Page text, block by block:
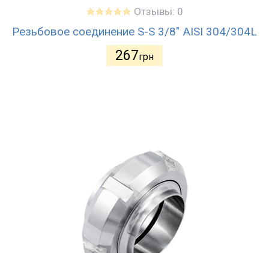
Отзывы: 0
Резьбовое соединение S-S 3/8" AISI 304/304L
267грн